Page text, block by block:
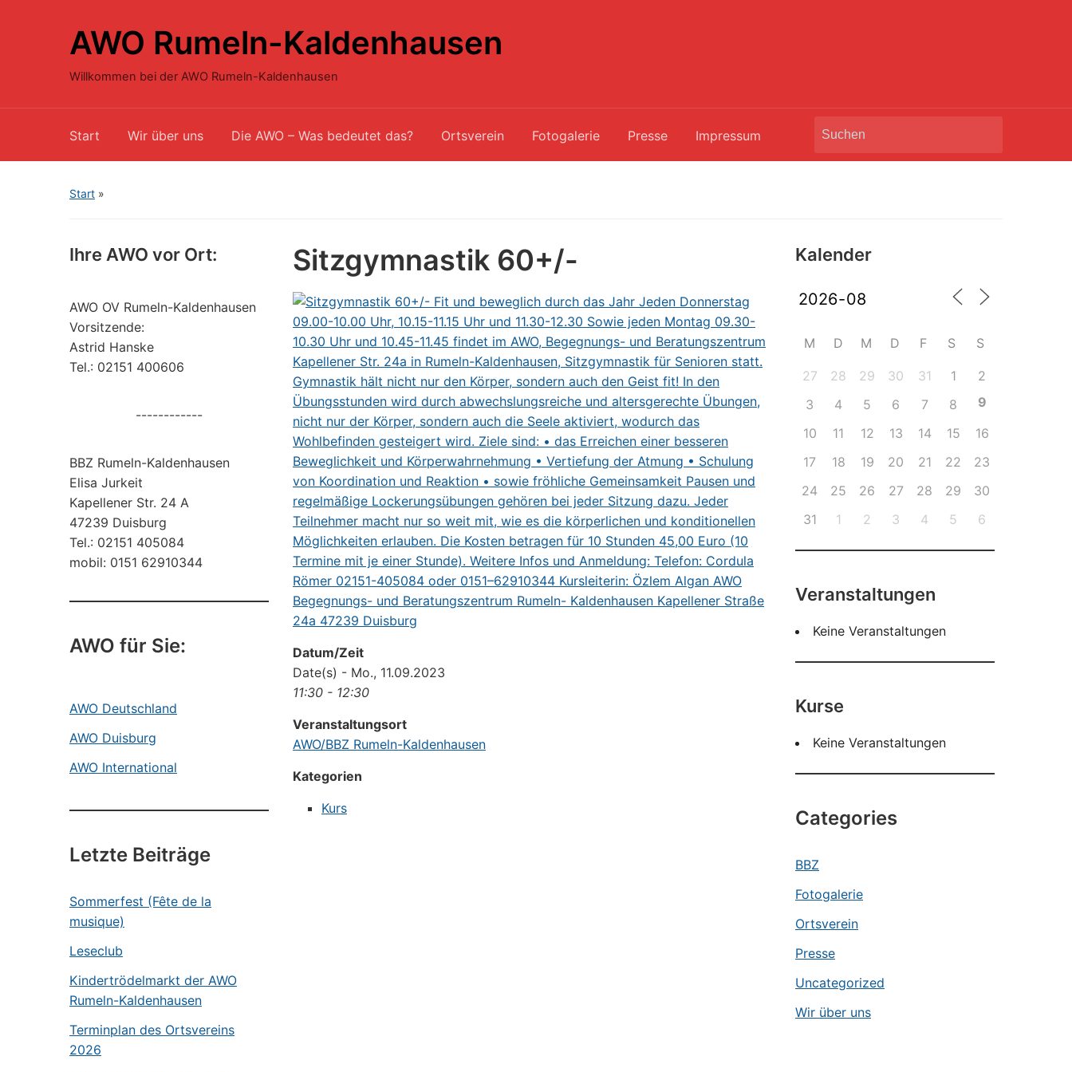
AWO Rumeln-Kaldenhausen
Willkommen bei der AWO Rumeln-Kaldenhausen
Start Wir über uns Die AWO – Was bedeutet das? Ortsverein Fotogalerie Presse Impressum
Search
Start »
Ihre AWO vor Ort:
AWO OV Rumeln-Kaldenhausen
Vorsitzende:
Astrid Hanske
Tel.: 02151 400606
------------
BBZ Rumeln-Kaldenhausen
Elisa Jurkeit
Kapellener Str. 24 A
47239 Duisburg
Tel.: 02151 405084
mobil: 0151 62910344
AWO für Sie:
AWO Deutschland
AWO Duisburg
AWO International
Letzte Beiträge
Sommerfest (Fête de la
musique)
Leseclub
Kindertrödelmarkt der AWO
Rumeln-Kaldenhausen
Terminplan des Ortsvereins
2026
Sitzgymnastik 60+/-
Datum/Zeit
Date(s) - Mo., 11.09.2023
11:30 - 12:30
Veranstaltungsort
AWO/BBZ Rumeln-Kaldenhausen
Kategorien
Kurs
Kalender
M D M D F S S
27 28 29 30 31 1
2
3
4 5 6 7 8
9
10
11 12 13 14 15
16
17
18 19 20 21 22
23
24
25 26 27 28 29
30
31
1 2 3 4 5 6
Veranstaltungen
Keine Veranstaltungen
Kurse
Keine Veranstaltungen
Categories
BBZ
Fotogalerie
Ortsverein
Presse
Uncategorized
Wir über uns